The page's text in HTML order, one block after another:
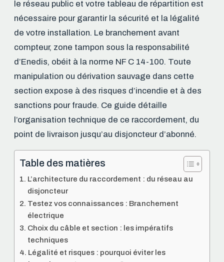
le réseau public et votre tableau de répartition est
nécessaire pour garantir la sécurité et la légalité
de votre installation. Le branchement avant
compteur, zone tampon sous la responsabilité
d’Enedis, obéit à la norme NF C 14-100. Toute
manipulation ou dérivation sauvage dans cette
section expose à des risques d’incendie et à des
sanctions pour fraude. Ce guide détaille
l’organisation technique de ce raccordement, du
point de livraison jusqu’au disjoncteur d’abonné.
Table des matières
L’architecture du raccordement : du réseau au
disjoncteur
Testez vos connaissances : Branchement
électrique
Choix du câble et section : les impératifs
techniques
Légalité et risques : pourquoi éviter les